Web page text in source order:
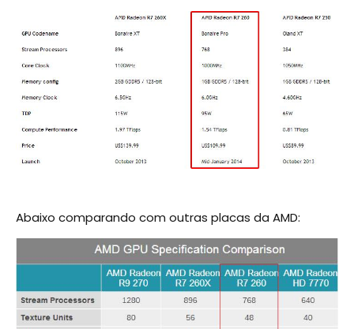
Abaixo comparando com outras placas da AMD: